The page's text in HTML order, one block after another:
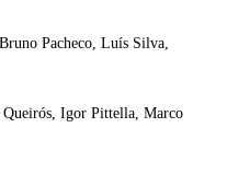
Pacheco, Luís Silva,
Queirós, Igor Pittella, Marco